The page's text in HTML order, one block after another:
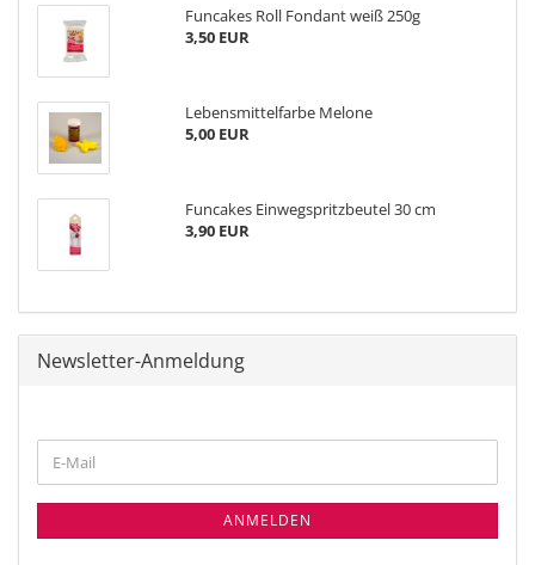
Funcakes Roll Fondant weiß 250g
3,50 EUR
Lebensmittelfarbe Melone
5,00 EUR
Funcakes Einwegspritzbeutel 30 cm
3,90 EUR
Newsletter-Anmeldung
ZUR
NEWSLETTER-
E-
Mail
ANMELDEN